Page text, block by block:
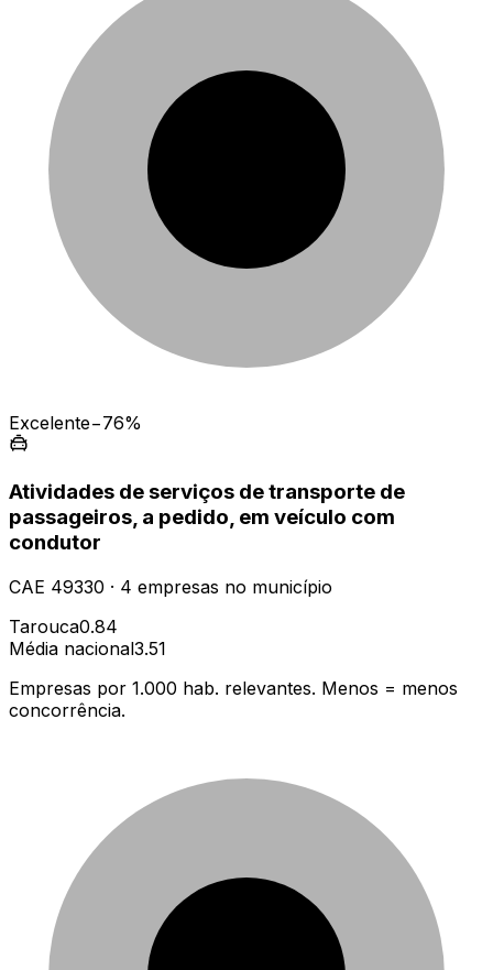
Excelente−76%
Atividades de serviços de transporte de
passageiros, a pedido, em veículo com
condutor
CAE 49330 · 4 empresas no município
Tarouca0.84
Média nacional3.51
Empresas por 1.000 hab. relevantes. Menos = menos
concorrência.